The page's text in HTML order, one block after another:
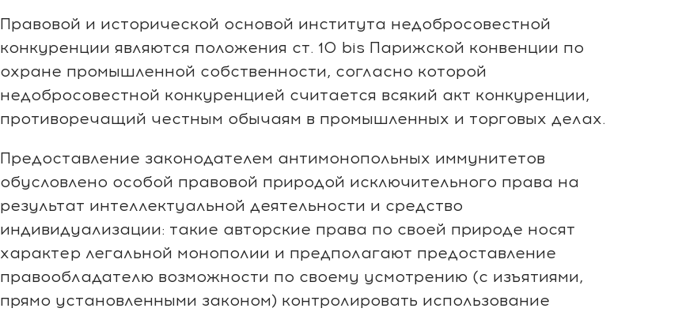
Правовой и исторической основой института недобросовестной
конкуренции являются положения ст. 10 bis Парижской конвенции по
охране промышленной собственности, согласно которой
недобросовестной конкуренцией считается всякий акт конкуренции,
противоречащий честным обычаям в промышленных и торговых делах.
Предоставление законодателем антимонопольных иммунитетов
обусловлено особой правовой природой исключительного права на
результат интеллектуальной деятельности и средство
индивидуализации: такие авторские права по своей природе носят
характер легальной монополии и предполагают предоставление
правообладателю возможности по своему усмотрению (с изъятиями,
прямо установленными законом) контролировать использование